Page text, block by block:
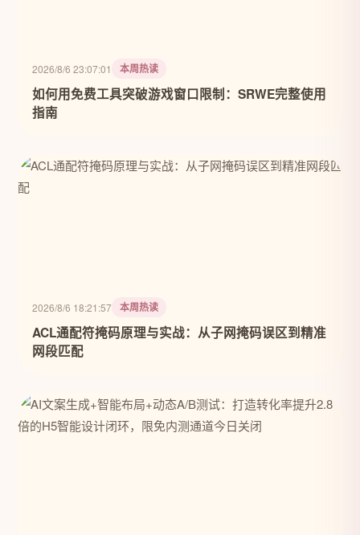
2026/8/6 23:07:01 本周热读
如何用免费工具突破游戏窗口限制：SRWE完整使用
指南
2026/8/6 18:21:57 本周热读
ACL通配符掩码原理与实战：从子网掩码误区到精准
网段匹配